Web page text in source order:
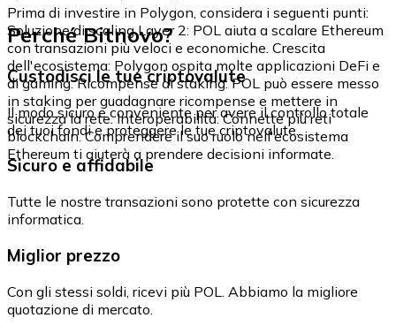
Prima di investire in Polygon, considera i seguenti punti:
Soluzione di scaling Layer 2: POL aiuta a scalare Ethereum
con transazioni più veloci e economiche. Crescita
dell'ecosistema: Polygon ospita molte applicazioni DeFi e
di gaming. Ricompense di staking: POL può essere messo
in staking per guadagnare ricompense e mettere in
sicurezza la rete. Interoperabilità: Connette più reti
blockchain. Comprendere il suo ruolo nell'ecosistema
Ethereum ti aiuterà a prendere decisioni informate.
Perché Bitnovo?
Custodisci le tue criptovalute
Il modo sicuro e conveniente per avere il controllo totale
dei tuoi fondi e proteggere le tue criptovalute.
Sicuro e affidabile
Tutte le nostre transazioni sono protette con sicurezza
informatica.
Miglior prezzo
Con gli stessi soldi, ricevi più POL. Abbiamo la migliore
quotazione di mercato.